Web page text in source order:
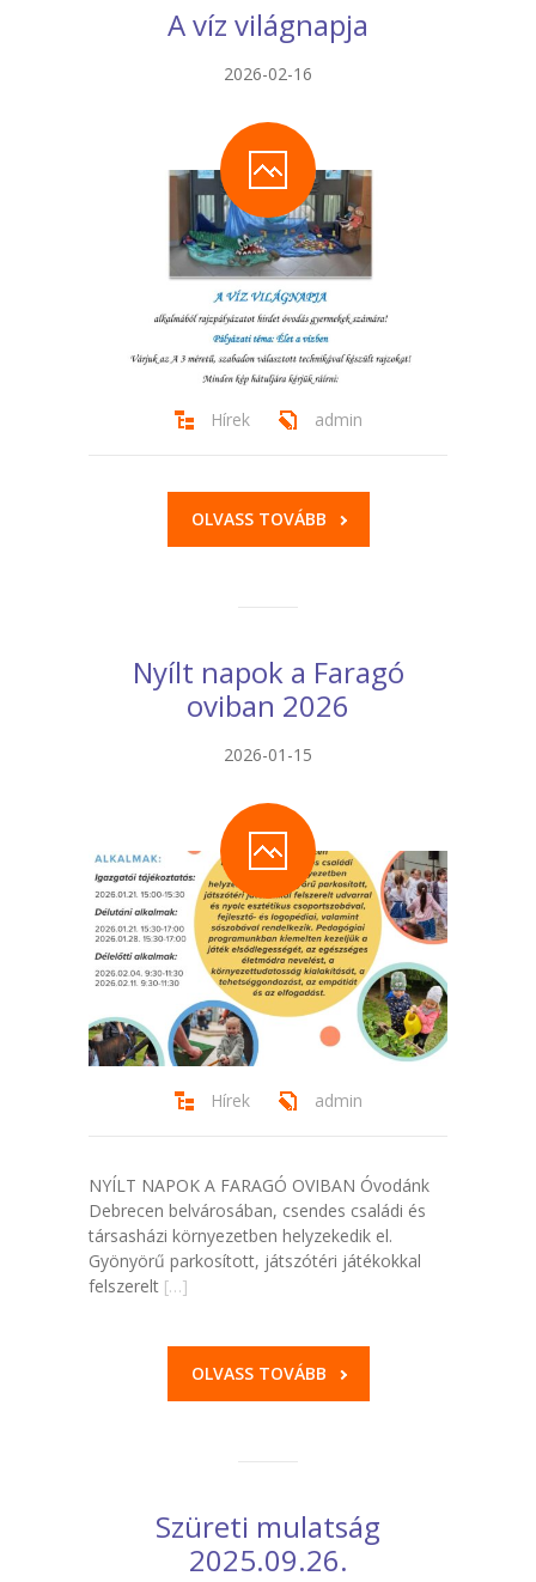
-- Tehetségműhelyeink
Facebook
A víz világnapja
2026-02-16
Hírek admin
OLVASS TOVÁBB
Nyílt napok a Faragó
oviban 2026
2026-01-15
Hírek admin
NYÍLT NAPOK A FARAGÓ OVIBAN Óvodánk
Debrecen belvárosában, csendes családi és
társasházi környezetben helyzekedik el.
Gyönyörű parkosított, játszótéri játékokkal
felszerelt […]
OLVASS TOVÁBB
Szüreti mulatság
2025.09.26.